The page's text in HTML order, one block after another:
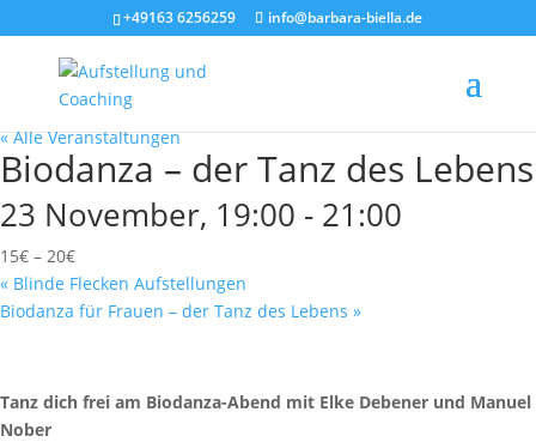
+49163 6256259 info@barbara-biella.de
« Alle Veranstaltungen
Biodanza – der Tanz des Lebens
23 November, 19:00 - 21:00
15€ – 20€
« Blinde Flecken Aufstellungen
Biodanza für Frauen – der Tanz des Lebens »
Tanz dich frei am Biodanza-Abend mit Elke Debener und Manuel
Nober